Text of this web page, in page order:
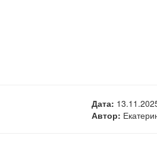
Дата:
Автор: